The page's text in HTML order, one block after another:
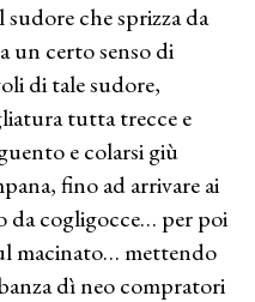
che sprizza da
un certo senso di
di tale sudore,
tutta trecce e
e colarsi giù
fino ad arrivare ai
da cogligocce… per poi
macinato… mettendo
dì neo compratori